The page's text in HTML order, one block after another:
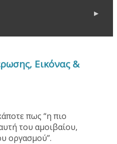
Εικόνας &
πως “η πιο
του αμοιβαίου,
οργασμού”.